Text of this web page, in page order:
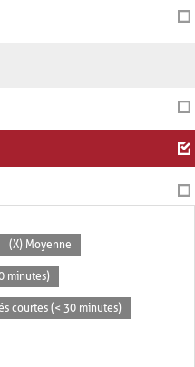
(X) Moyenne
minutes)
courtes (< 30 minutes)